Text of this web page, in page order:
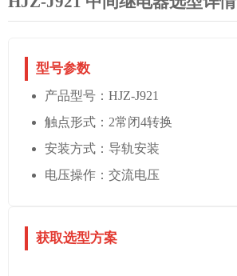
型号参数
产品型号：HJZ-J921
触点形式：2常闭4转换
安装方式：导轨安装
电压操作：交流电压
获取选型方案